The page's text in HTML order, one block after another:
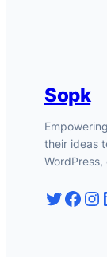
Sopk
their ideas
Twitter Facebook Instagram